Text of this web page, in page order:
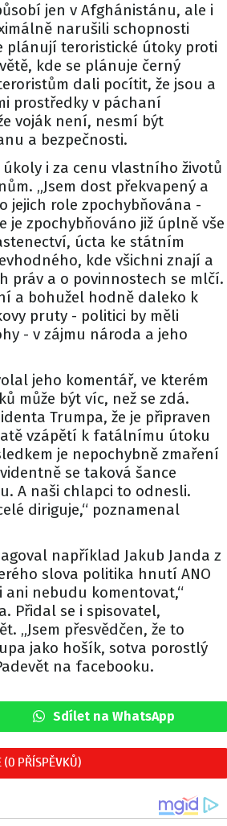
jen v Afghánistánu, ale i
narušili schopnosti
plánují teroristické útoky proti
kde se plánuje černý
dali pocítit, že jsou a
prostředky v páchaní
voják není, nesmí být
a bezpečnosti.
i za cenu vlastního životů
„Jsem dost překvapený a
jejich role zpochybňována -
je zpochybňováno již úplně vše
úcta ke státním
kde všichni znají a
práv a o povinnostech se mlčí.
a bohužel hodně daleko k
pruty - politici by měli
- v zájmu národa a jeho
jeho komentář, ve kterém
může být víc, než se zdá.
Trumpa, že je připraven
vzápětí k fatálnímu útoku
je nepochybně zmaření
se taková šance
A naši chlapci to odnesli.
diriguje,“ poznamenal
například Jakub Janda z
slova politika hnutí ANO
ani nebudu komentovat,“
Přidal se i spisovatel,
„Jsem přesvědčen, že to
jako hošík, sotva porostlý
na facebooku.
Sdílet na WhatsApp
(0 PŘÍSPĚVKŮ)